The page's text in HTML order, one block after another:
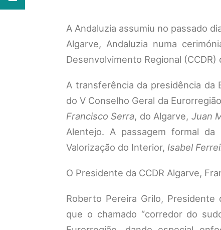
A Andaluzia assumiu no passado
Algarve, Andaluzia numa
Desenvolvimento Regional (CCDR)
A transferência da presidência da
do V Conselho Geral da
Francisco Serra, do Algarve, Juan
Alentejo. A passagem formal
Valorização do Interior, Isabel
O Presidente da CCDR Algarve,
Roberto Pereira Grilo, Presidente
que o chamado “corredor do